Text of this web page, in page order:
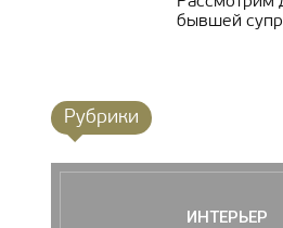
бывшей
Рубрики
ИНТЕРЬЕР